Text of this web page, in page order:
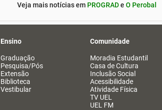
Veja mais notícias em PROGRADe O Perobal
Ensino
Graduação
Pesquisa/Pós
Extensão
Biblioteca
Vestibular
Comunidade
Moradia Estudantil
Casa de Cultura
Inclusão Social
Acessibilidade
Atividade Física
TV UEL
UEL FM